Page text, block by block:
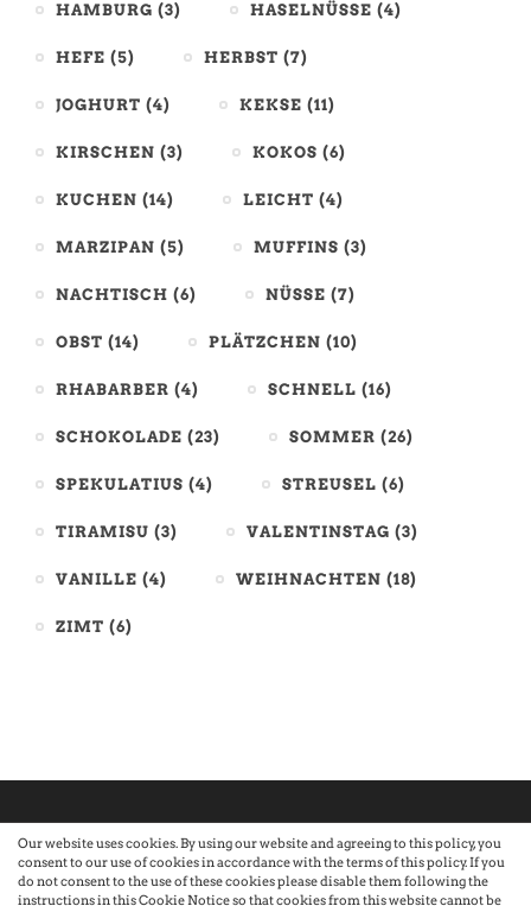
Our website uses cookies. By using our website and agreeing to this policy, you
consent to our use of cookies in accordance with the terms of this policy. If you
do not consent to the use of these cookies please disable them following the
instructions in this Cookie Notice so that cookies from this website cannot be
HAMBURG (3) HASELNÜSSE (4)
HEFE (5) HERBST (7)
JOGHURT (4) KEKSE (11)
KIRSCHEN (3) KOKOS (6)
KUCHEN (14) LEICHT (4)
MARZIPAN (5) MUFFINS (3)
NACHTISCH (6) NÜSSE (7)
OBST (14) PLÄTZCHEN (10)
RHABARBER (4) SCHNELL (16)
SCHOKOLADE (23) SOMMER (26)
SPEKULATIUS (4) STREUSEL (6)
TIRAMISU (3) VALENTINSTAG (3)
VANILLE (4) WEIHNACHTEN (18)
ZIMT (6)
©2026 Atelier · Built with love by Sandra Nauheimer. Premium